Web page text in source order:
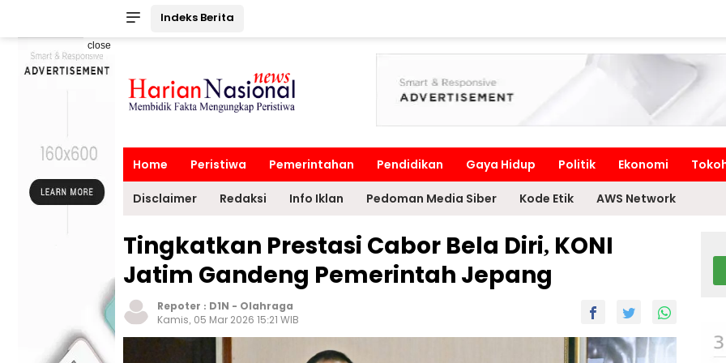
Indeks Berita
close
Home Peristiwa Pemerintahan Pendidikan Gaya Hidup Politik Ekonomi
Disclaimer Redaksi Info Iklan Pedoman Media Siber Kode Etik AWS Network
Tingkatkan Prestasi Cabor Bela Diri, KONI
Jatim Gandeng Pemerintah Jepang
Repoter : D1N - Olahraga
Kamis, 05 Mar 2026 15:21 WIB